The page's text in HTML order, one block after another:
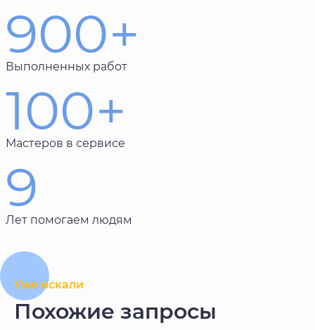
900+
Выполненных работ
100+
Мастеров в сервисе
9
Лет помогаем людям
Уже искали
Похожие запросы